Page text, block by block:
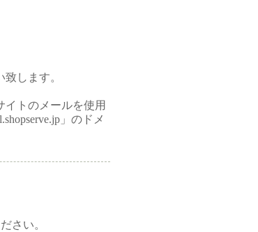
します。
トのメールを使用
」のドメ
さい。